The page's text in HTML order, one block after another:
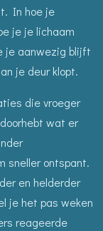
In hoe je
je je lichaam
je aanwezig blijft
je deur klopt.
die vroeger
wat er
sneller ontspant.
en helderder
je het pas weken
reageerde